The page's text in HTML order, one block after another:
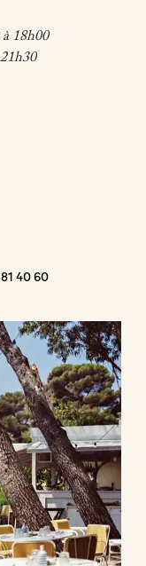
18h00
40 60